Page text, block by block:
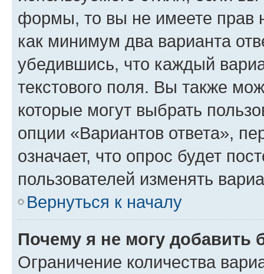
формы, то вы не имеете прав
как минимум два варианта
убедившись, что каждый
текстового поля. Вы также
которые могут выбрать
опции «Вариантов ответа»,
означает, что опрос будет
пользователей изменять
Вернуться к началу
Почему я не могу добавить
Ограничение количества